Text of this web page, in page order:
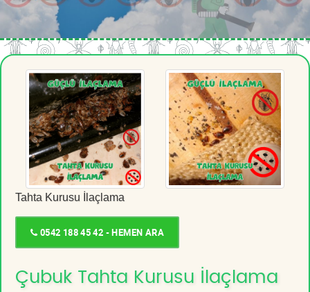
Tahta Kurusu İlaçlama
0542 188 45 42 - HEMEN ARA
Çubuk Tahta Kurusu İlaçlama